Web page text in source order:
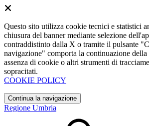
Questo sito utilizza cookie tecnici e statistici
chiusura del banner mediante selezione
contraddistinto dalla X o tramite il pulsante
navigazione" comporta la continuazione
assenza di cookie o altri strumenti di
sopracitati.
COOKIE POLICY
Continua la navigazione
Regione Umbria